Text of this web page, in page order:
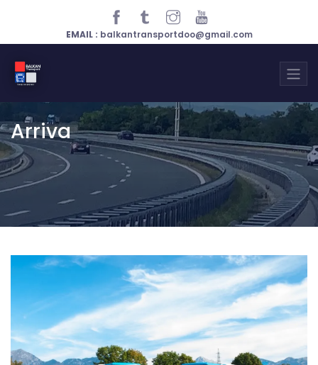
EMAIL : balkantransportdoo@gmail.com
Arriva